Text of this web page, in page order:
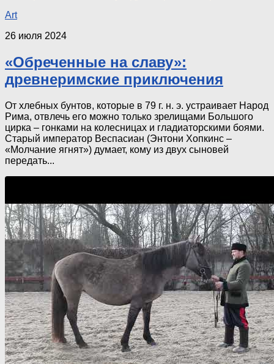
Art
26 июля 2024
«Обреченные на славу»:
древнеримские приключения
От хлебных бунтов, которые в 79 г. н. э. устраивает Народ
Рима, отвлечь его можно только зрелищами Большого
цирка – гонками на колесницах и гладиаторскими боями.
Старый император Веспасиан (Энтони Хопкинс –
«Молчание ягнят») думает, кому из двух сыновей
передать...